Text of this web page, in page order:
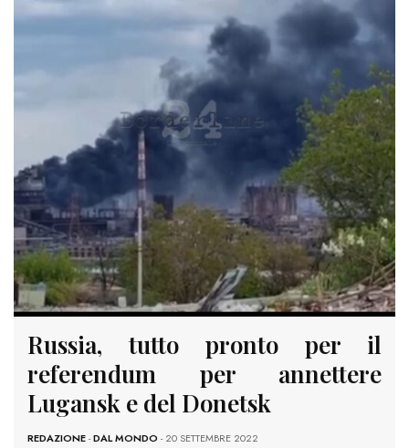
Russia, tutto pronto per il
referendum per annettere
Lugansk e del Donetsk
REDAZIONE-DAL MONDO - 20 SETTEMBRE 2022